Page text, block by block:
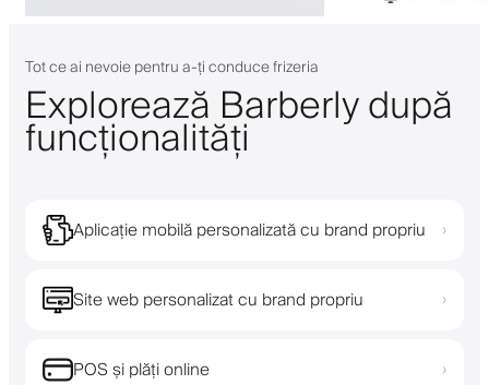
Tot ce ai nevoie pentru a-ți conduce frizeria
Explorează Barberly după
funcționalități
Aplicație mobilă personalizată cu brand propriu ›
Site web personalizat cu brand propriu ›
POS și plăți online ›